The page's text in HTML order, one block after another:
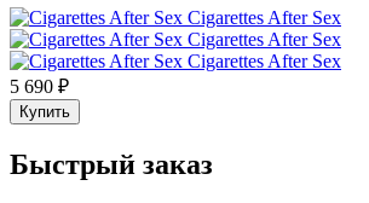
5 690 ₽
Купить
Быстрый заказ